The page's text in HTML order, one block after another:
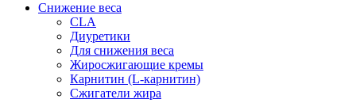
Снижение веса
CLA
Диуретики
Для снижения веса
Жиросжигающие кремы
Карнитин (L-карнитин)
Сжигатели жира